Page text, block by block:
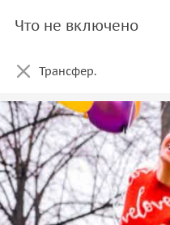
Что не включено
Трансфер.